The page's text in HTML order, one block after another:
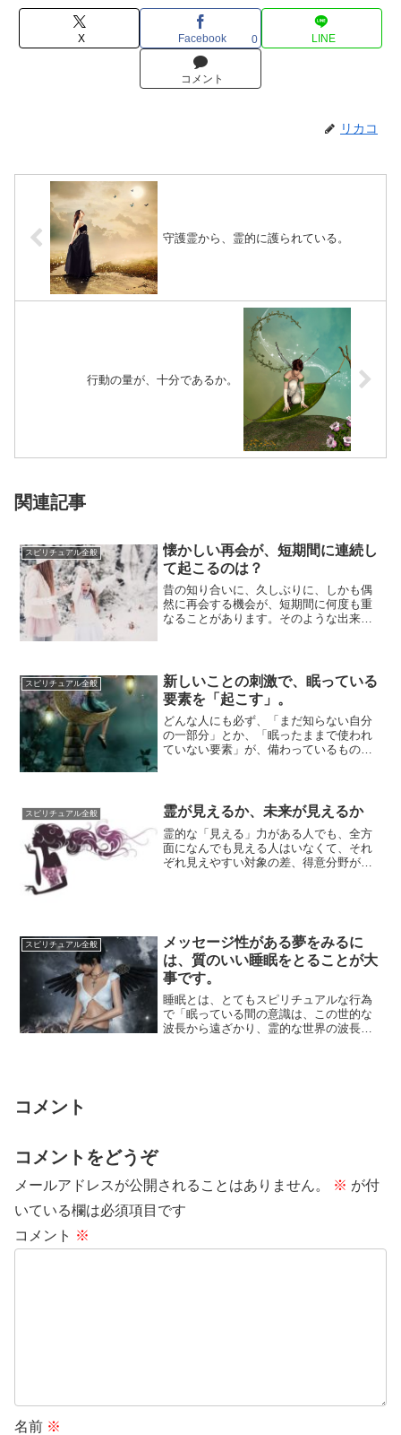
X Facebook 0 LINE
コメント
リカコ
守護霊から、霊的に護られている。
行動の量が、十分であるか。
関連記事
スピリチュアル全般
懐かしい再会が、短期間に連続し
て起こるのは？
昔の知り合いに、久しぶりに、しかも偶
然に再会する機会が、短期間に何度も重
なることがあります。そのような出来事
スピリチュアル全般
新しいことの刺激で、眠っている
要素を「起こす」。
どんな人にも必ず、「まだ知らない自分
の一部分」とか、「眠ったままで使われ
ていない要素」が、備わっているもので
スピリチュアル全般 霊が見えるか、未来が見えるか
霊的な「見える」力がある人でも、全方
面になんでも見える人はいなくて、それ
ぞれ見えやすい対象の差、得意分野があ
スピリチュアル全般
メッセージ性がある夢をみるに
は、質のいい睡眠をとることが大
事です。
睡眠とは、とてもスピリチュアルな行為
で「眠っている間の意識は、この世的な
波長から遠ざかり、霊的な世界の波長に
コメント
コメントをどうぞ
メールアドレスが公開されることはありません。 ※ が付
いている欄は必須項目です
コメント ※
名前 ※